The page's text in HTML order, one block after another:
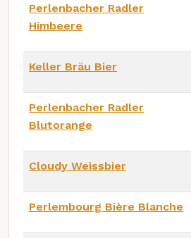
Perlenbacher Radler
Himbeere
Keller Bräu Bier
Perlenbacher Radler
Blutorange
Cloudy Weissbier
Perlembourg Bière Blanche